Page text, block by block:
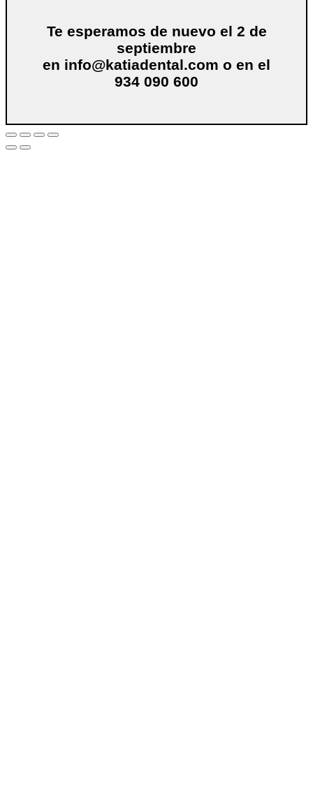
Te esperamos de nuevo el 2 de
septiembre
en info@katiadental.com o en el
934 090 600